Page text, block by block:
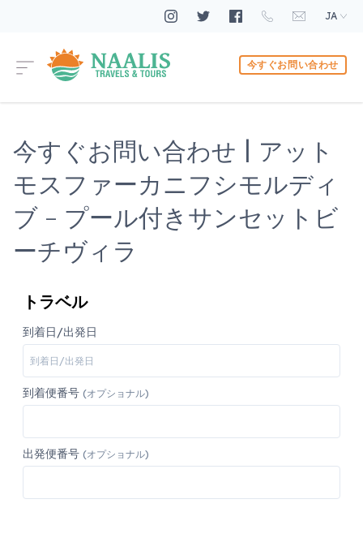
JA
今すぐお問い合わせ
今すぐお問い合わせ | アット
モスファーカニフシモルディ
ブ - プール付きサンセットビ
ーチヴィラ
トラベル
到着日/出発日
到着便番号 (オプショナル)
出発便番号 (オプショナル)